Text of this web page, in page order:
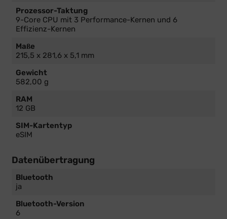
Prozessor-Taktung
9-Core CPU mit 3 Performance-Kernen und 6
Effizienz-Kernen
Maße
215,5 x 281,6 x 5,1 mm
Gewicht
582,00 g
RAM
12 GB
SIM-Kartentyp
eSIM
Datenübertragung
Bluetooth
ja
Bluetooth-Version
6